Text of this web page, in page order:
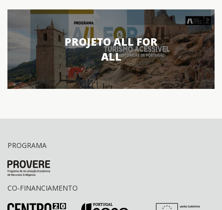
PROJETO ALL FOR
ALL
PROGRAMA
CO-FINANCIAMENTO